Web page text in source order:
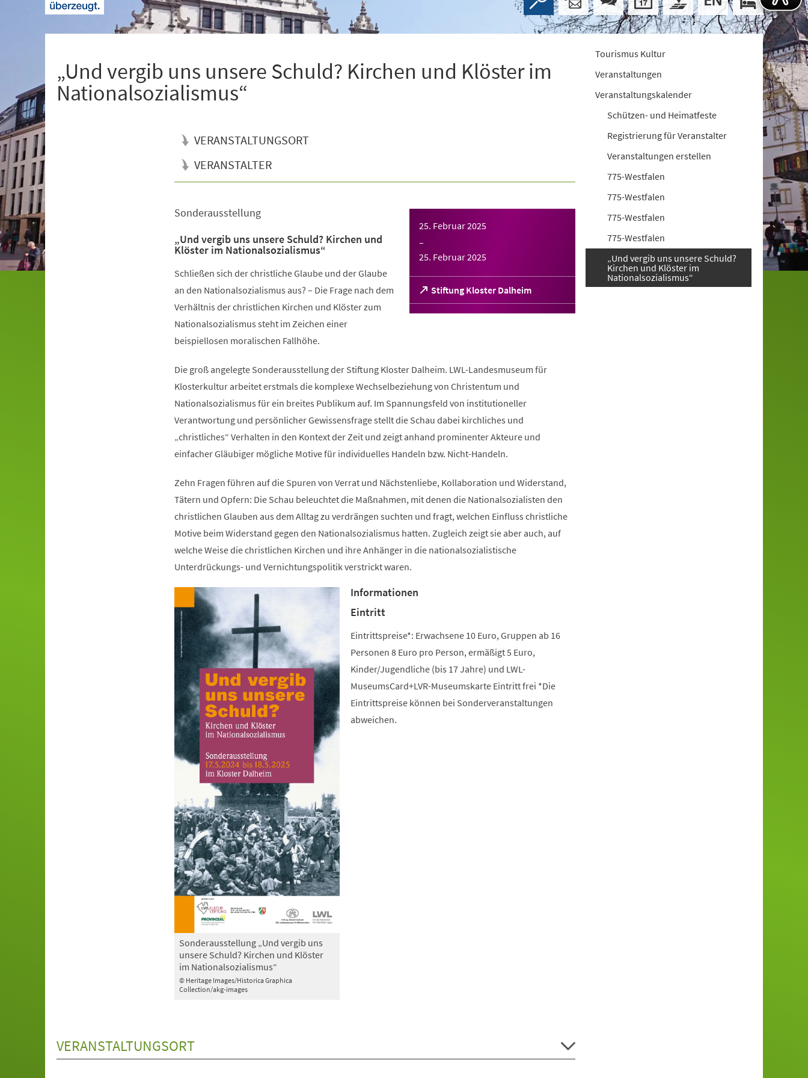
„Und vergib uns unsere Schuld? Kirchen und Klöster im
Nationalsozialismus“
VERANSTALTUNGSORT
VERANSTALTER
25. Februar 2025
–
25. Februar 2025
Stiftung Kloster Dalheim
(Öffnet
in
einem
Sonderausstellung
„Und vergib uns unsere Schuld? Kirchen und
Klöster im Nationalsozialismus“
Schließen sich der christliche Glaube und der Glaube
an den Nationalsozialismus aus? – Die Frage nach dem
Verhältnis der christlichen Kirchen und Klöster zum
Nationalsozialismus steht im Zeichen einer
beispiellosen moralischen Fallhöhe.
Die groß angelegte Sonderausstellung der Stiftung Kloster Dalheim. LWL-Landesmuseum für
Klosterkultur arbeitet erstmals die komplexe Wechselbeziehung von Christentum und
Nationalsozialismus für ein breites Publikum auf. Im Spannungsfeld von institutioneller
Verantwortung und persönlicher Gewissensfrage stellt die Schau dabei kirchliches und
„christliches“ Verhalten in den Kontext der Zeit und zeigt anhand prominenter Akteure und
einfacher Gläubiger mögliche Motive für individuelles Handeln bzw. Nicht-Handeln.
Zehn Fragen führen auf die Spuren von Verrat und Nächstenliebe, Kollaboration und Widerstand,
Tätern und Opfern: Die Schau beleuchtet die Maßnahmen, mit denen die Nationalsozialisten den
christlichen Glauben aus dem Alltag zu verdrängen suchten und fragt, welchen Einfluss christliche
Motive beim Widerstand gegen den Nationalsozialismus hatten. Zugleich zeigt sie aber auch, auf
welche Weise die christlichen Kirchen und ihre Anhänger in die nationalsozialistische
Unterdrückungs- und Vernichtungspolitik verstrickt waren.
© Heritage Images/Historica Graphica
Collection/akg-images
Sonderausstellung „Und vergib uns
unsere Schuld? Kirchen und Klöster
im Nationalsozialismus“
Informationen
Eintritt
Eintrittspreise*: Erwachsene 10 Euro, Gruppen ab 16
Personen 8 Euro pro Person, ermäßigt 5 Euro,
Kinder/Jugendliche (bis 17 Jahre) und LWL-
MuseumsCard+LVR-Museumskarte Eintritt frei *Die
Eintrittspreise können bei Sonderveranstaltungen
abweichen.
VERANSTALTUNGSORT
Tourismus Kultur
Veranstaltungen
Veranstaltungskalender
Schützen- und Heimatfeste
Registrierung für Veranstalter
Veranstaltungen erstellen
775-Westfalen
775-Westfalen
775-Westfalen
775-Westfalen
„Und vergib uns unsere Schuld?
Kirchen und Klöster im
Nationalsozialismus“